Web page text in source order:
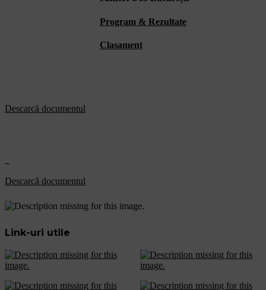
Program & Rezultate
Clasament
Descarcă documentul
Descarcă documentul
Link-uri utile